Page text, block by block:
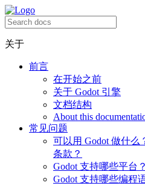
关于
前言
在开始之前
关于 Godot 引擎
文档结构
About this
常见问题
可以用 Godot 做什
条款？
Godot 支持哪些平台？
Godot 支持哪些编程